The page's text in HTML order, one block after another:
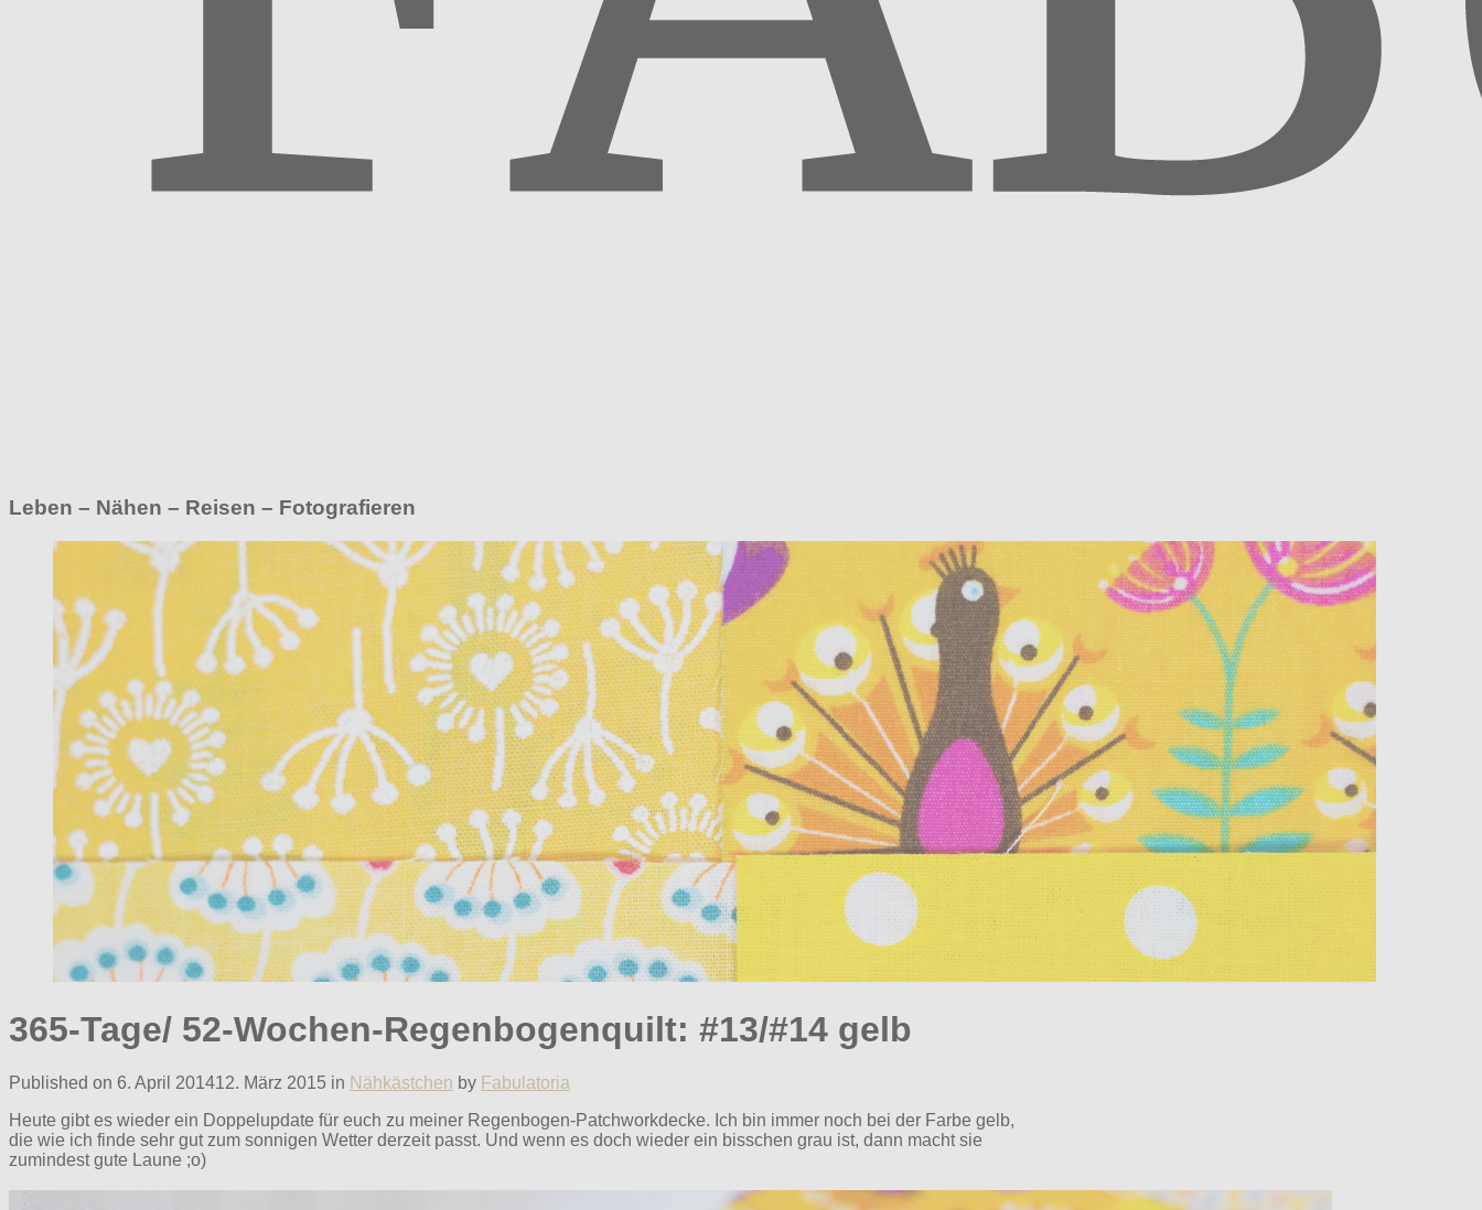
Leben – Nähen – Reisen – Fotografieren
365-Tage/ 52-Wochen-Regenbogenquilt: #13/#14 gelb
Published on 6. April 201412. März 2015 in Nähkästchen by Fabulatoria
Heute gibt es wieder ein Doppelupdate für euch zu meiner Regenbogen-Patchworkdecke. Ich bin immer noch bei der Farbe gelb,
die wie ich finde sehr gut zum sonnigen Wetter derzeit passt. Und wenn es doch wieder ein bisschen grau ist, dann macht sie
zumindest gute Laune ;o)